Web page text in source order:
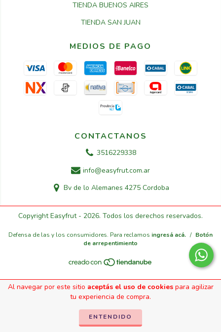
Al navegar por este sitio aceptás el uso de cookiespara agilizar
tu experiencia de compra.
ENTENDIDO
TIENDA BUENOS AIRES
TIENDA SAN JUAN
MEDIOS DE PAGO
CONTACTANOS
3516229338
info@easyfrut.com.ar
Bv de lo Alemanes 4275 Cordoba
Copyright Easyfrut - 2026. Todos los derechos reservados.
Defensa de las y los consumidores. Para reclamos ingresá acá. / Botón
de arrepentimiento